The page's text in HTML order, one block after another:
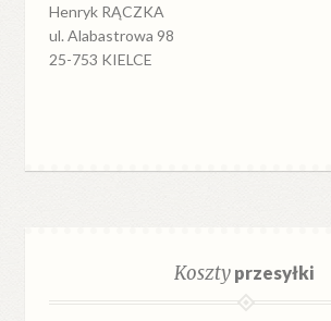
Henryk RĄCZKA
ul. Alabastrowa 98
25-753 KIELCE
Kosztyprzesyłki